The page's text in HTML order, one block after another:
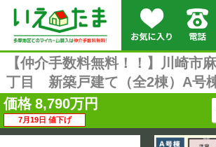
【仲介手数料無料！！】川崎市
丁目 新築戸建て（全2棟）A号
価格 8,790万円
7月19日 値下げ